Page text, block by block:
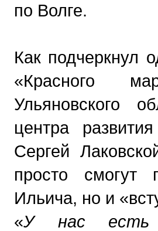
по Волге.
Как подчеркнул
«Красного
Ульяновского
центра
Сергей
просто смогут
Ильича, но и
«У нас есть